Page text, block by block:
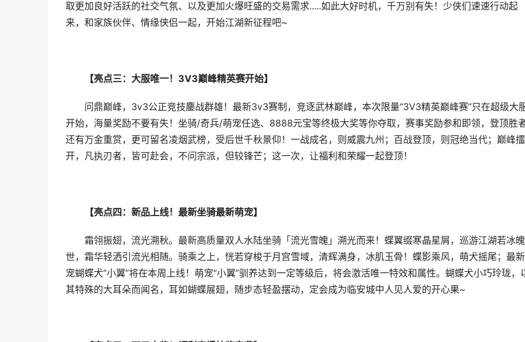
取更加良好活跃的社交气氛、以及更加火爆旺盛的交易需求.....如此大好时机，千万别有失！少侠们速速行动起
来，和家族伙伴、情缘侠侣一起，开始江湖新征程吧~
【亮点三：大服唯一！3V3巅峰精英赛开始】
问鼎巅峰，3v3公正竞技鏖战群雄！最新3v3赛制，竞逐武林巅峰，本次限量“3V3精英巅峰赛”只在超级大
开始，海量奖励不要有失！坐骑/奇兵/萌宠任选、8888元宝等终极大奖等你夺取，赛事奖励参和即领，登顶胜
还有万金重赏，更可留名凌烟武榜，受后世千秋景仰！一战成名，则威震九州；百战登顶，则冠绝当代；巅峰擂
开，凡执刃者，皆可赴会，不问宗派，但较锋芒；这一次，让福利和荣耀一起登顶！
【亮点四：新品上线！最新坐骑最新萌宠】
霜翎振翅，流光溯秋。最新高质量双人水陆坐骑「流光雪魄」溯光而来！蝶翼缀寒晶星屑，巡游江湖若冰
世，霜华轻洒引流光相随。骑乘之上，恍若穿梭于月宫雪域，清辉满身，冰肌玉骨！蝶影乘风，萌犬摇尾；最
宠蝴蝶犬“小翼”将在本周上线！萌宠“小翼”驯养达到一定等级后，将会激活唯一特效和属性。蝴蝶犬小巧玲珑，
其特殊的大耳朵而闻名，耳如蝴蝶展翅，随步态轻盈摆动，定会成为临安城中人见人爱的开心果~